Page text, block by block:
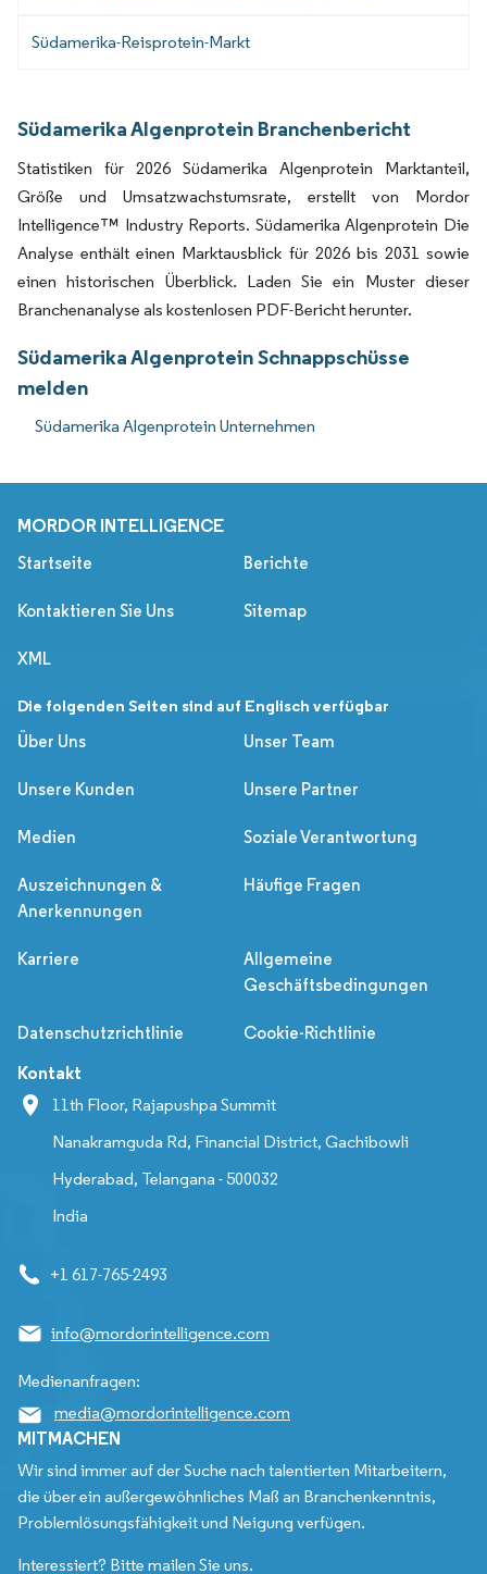
Südamerika-Reisprotein-Markt
Südamerika Algenprotein Branchenbericht
Statistiken für 2026 Südamerika Algenprotein Marktanteil,
Größe und Umsatzwachstumsrate, erstellt von Mordor
Intelligence™ Industry Reports. Südamerika Algenprotein Die
Analyse enthält einen Marktausblick für 2026 bis 2031 sowie
einen historischen Überblick. Laden Sie ein Muster dieser
Branchenanalyse als kostenlosen PDF-Bericht herunter.
Südamerika Algenprotein Schnappschüsse
melden
Südamerika Algenprotein Unternehmen
MORDOR INTELLIGENCE
Startseite Berichte
Kontaktieren Sie Uns Sitemap
XML
Die folgenden Seiten sind auf Englisch verfügbar
Über Uns
Unser Team
Unsere Kunden Unsere Partner
Medien Soziale Verantwortung
Auszeichnungen &
Anerkennungen
Häufige Fragen
Karriere
Allgemeine
Geschäftsbedingungen
Datenschutzrichtlinie Cookie-Richtlinie
Kontakt
11th Floor, Rajapushpa Summit
Nanakramguda Rd, Financial District, Gachibowli
Hyderabad, Telangana - 500032
India
+1 617-765-2493
info@mordorintelligence.com
Medienanfragen:
media@mordorintelligence.com
MITMACHEN
Wir sind immer auf der Suche nach talentierten Mitarbeitern,
die über ein außergewöhnliches Maß an Branchenkenntnis,
Problemlösungsfähigkeit und Neigung verfügen.
Interessiert? Bitte mailen Sie uns.